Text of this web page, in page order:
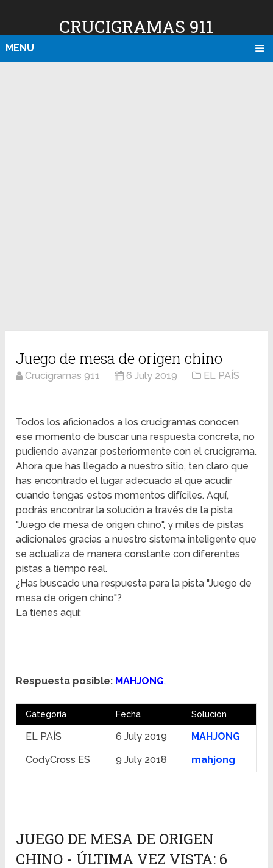
CRUCIGRAMAS 911
MENU
Juego de mesa de origen chino
Crucigramas 911 6 July 2019 EL PAÍS
Todos los aficionados a los crucigramas conocen
ese momento de buscar una respuesta concreta, no
pudiendo avanzar posteriormente con el crucigrama.
Ahora que has llegado a nuestro sitio, ten claro que
has encontrado el lugar adecuado al que acudir
cuando tengas estos momentos difíciles. Aquí,
podrás encontrar la solución a través de la pista
"Juego de mesa de origen chino", y miles de pistas
adicionales gracias a nuestro sistema inteligente que
se actualiza de manera constante con diferentes
pistas a tiempo real.
¿Has buscado una respuesta para la pista "Juego de
mesa de origen chino"?
La tienes aquí:
Respuesta posible: MAHJONG,
Categoría Fecha Solución
EL PAÍS 6 July 2019
MAHJONG
CodyCross ES
9 July 2018 mahjong
JUEGO DE MESA DE ORIGEN
CHINO - ÚLTIMA VEZ VISTA: 6